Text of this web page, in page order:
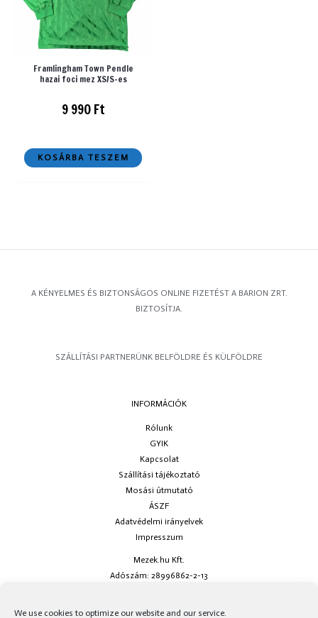
We use cookies to optimize our website and our service.
Framlingham Town Pendle
hazai foci mez XS/S-es
9 990Ft
KOSÁRBA TESZEM
A KÉNYELMES ÉS BIZTONSÁGOS ONLINE FIZETÉST A BARION ZRT.
BIZTOSÍTJA.
SZÁLLÍTÁSI PARTNERÜNK BELFÖLDRE ÉS KÜLFÖLDRE
INFORMÁCIÓK
Rólunk
GYIK
Kapcsolat
Szállítási tájékoztató
Mosási útmutató
ÁSZF
Adatvédelmi irányelvek
Impresszum
Mezek.hu Kft.
Adószám: 28996862-2-13
social oldalainkon!